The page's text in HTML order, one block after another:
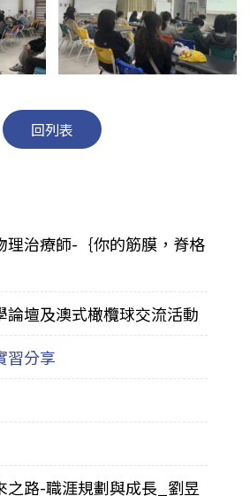
回列表
理治療師-｛你的筋膜，脊格
論壇及澳式橄欖球交流活動
習分享
之路-職涯規劃與成長_劉昱